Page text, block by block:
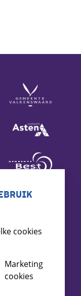
cookies
Marketing
cookies